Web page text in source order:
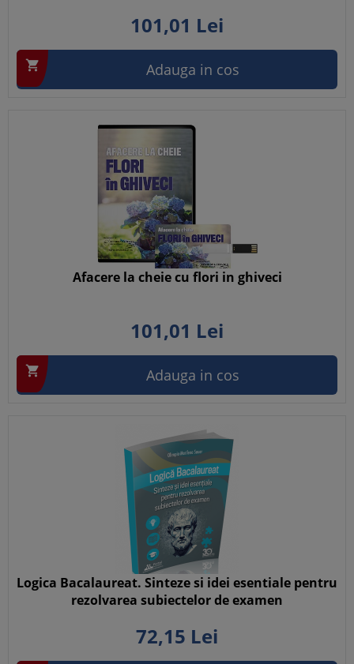
101,01 Lei
 Adauga in cos
Afacere la cheie cu flori in ghiveci
101,01 Lei
 Adauga in cos
Logica Bacalaureat. Sinteze si idei esentiale pentru
rezolvarea subiectelor de examen
72,15 Lei